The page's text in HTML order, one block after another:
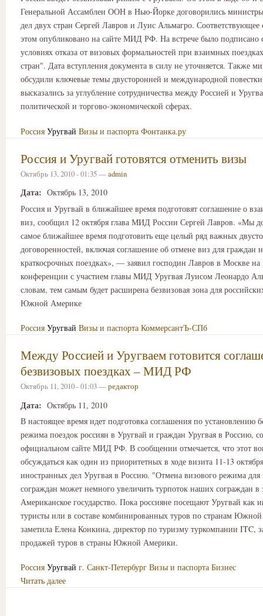
Генеральной Ассамблеи ООН в Нью-Йорке договорились
дел двух стран Сергей Лавров и Луис Альмагро.
этом опубликовано на сайте МИД РФ. На встрече было подписано
условиях отказа от визовых формальностей при взаимных
стран". Дата вступления документа в силу не уточняется. Также
обсудили ключевые темы двусторонней и международной
высказались за углубление сотрудничества между Россией и
политической и торгово-экономической сферах.
Россия Уругвай Визы и паспорта Фонтанка.ру
Россия и Уругвай готовятся отменить визы
Октябрь 13, 2010 - 01:35 —admin
Дата: Октябрь 13, 2010
Россия и Уругвай в ближайшее время подготовят соглашение о
виз, сообщил 12 октября глава МИД России Сергей Лавров. «Мы
самое ближайшее время подготовить еще целый ряд важных
договоренностей, включая соглашение об отмене виз для граждан
краткосрочных поездках», — заявил господин Лавров в Москве на
конференции с участием главы МИД Уругвая Луисом Леонардо
словам, тем самым будет расширена безвизовая зона для
Южной Америке
Россия Уругвай Визы и паспорта КоммерсантЪ-СПб
Между Россией и Уругваем готовится
безвизовых поездках – МИД РФ
Октябрь 11, 2010 - 01:03 —редактор
Дата: Октябрь 11, 2010
В настоящее время идет подготовка соглашения по установлению
режима поездок россиян в Уругвай и граждан Уругвая в Россию,
официальном сайте МИД РФ. В сообщении отмечается, что этот
обсуждаться как один из приоритетных в ходе визита 11-13
иностранных дел Уругвая в Россию. "Отмена визового режима
сограждан может немного увеличить турпоток наших сограждан
Американское государство. Пока россияне посещают Уругвай как
туристы или в составе комбинированных туров по странам
заметила Елена Конкина, директор по туризму туркомпании ITC,
продажей туров в страны Южной Америки.
Россия Уругвай г. Санкт-Петербург Визы и паспорта Бизнес
Читать далее